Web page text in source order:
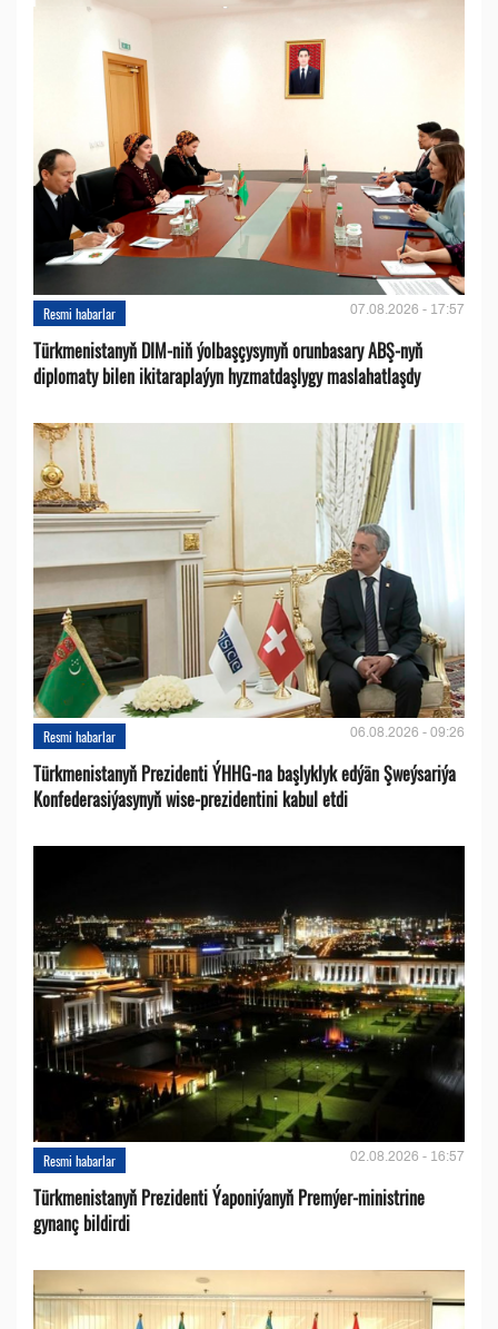
Resmi habarlar 07.08.2026 - 17:57
Türkmenistanyň DIM-niň ýolbaşçysynyň orunbasary ABŞ-nyň
diplomaty bilen ikitaraplaýyn hyzmatdaşlygy maslahatlaşdy
Resmi habarlar 06.08.2026 - 09:26
Türkmenistanyň Prezidenti ÝHHG-na başlyklyk edýän Şweýsariýa
Konfederasiýasynyň wise-prezidentini kabul etdi
Resmi habarlar 02.08.2026 - 16:57
Türkmenistanyň Prezidenti Ýaponiýanyň Premýer-ministrine
gynanç bildirdi